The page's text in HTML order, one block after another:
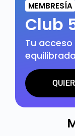
MEMBRESÍA
Club
Tu